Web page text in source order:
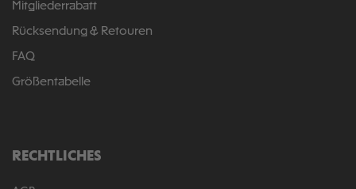
Mitgliederrabatt
Rücksendung & Retouren
FAQ
Größentabelle
RECHTLICHES